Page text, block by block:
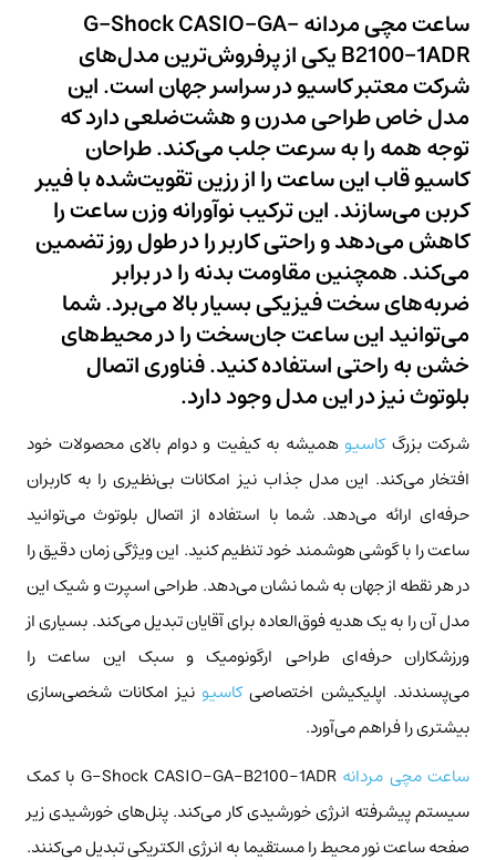
ساعت مچی مردانه G-Shock CASIO-GA-
B2100-1ADR یکی از پرفروش‌ترین مدل‌های
شرکت معتبر کاسیو در سراسر جهان است. این
مدل خاص طراحی مدرن و هشت‌ضلعی دارد که
توجه همه را به سرعت جلب می‌کند. طراحان
کاسیو قاب این ساعت را از رزین تقویت‌شده با فیبر
کربن می‌سازند. این ترکیب نوآورانه وزن ساعت را
کاهش می‌دهد و راحتی کاربر را در طول روز تضمین
می‌کند. همچنین مقاومت بدنه را در برابر
ضربه‌های سخت فیزیکی بسیار بالا می‌برد. شما
می‌توانید این ساعت جان‌سخت را در محیط‌های
خشن به راحتی استفاده کنید. فناوری اتصال
بلوتوث نیز در این مدل وجود دارد.
شرکت بزرگکاسیو همیشه به کیفیت و دوام بالای محصولات خود
افتخار می‌کند. این مدل جذاب نیز امکانات بی‌نظیری را به کاربران
حرفه‌ای ارائه می‌دهد. شما با استفاده از اتصال بلوتوث می‌توانید
ساعت را با گوشی هوشمند خود تنظیم کنید. این ویژگی زمان دقیق را
در هر نقطه از جهان به شما نشان می‌دهد. طراحی اسپرت و شیک این
مدل آن را به یک هدیه فوق‌العاده برای آقایان تبدیل می‌کند. بسیاری از
ورزشکاران حرفه‌ای طراحی ارگونومیک و سبک این ساعت را
می‌پسندند. اپلیکیشن اختصاصیکاسیو نیز امکانات شخصی‌سازی
بیشتری را فراهم می‌آورد.
ساعت مچی مردانه
G-Shock CASIO-GA-B2100-1ADR با کمک
سیستم پیشرفته انرژی خورشیدی کار می‌کند. پنل‌های خورشیدی زیر
صفحه ساعت نور محیط را مستقیما به انرژی الکتریکی تبدیل می‌کنند.